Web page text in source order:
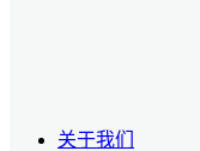
关于我们